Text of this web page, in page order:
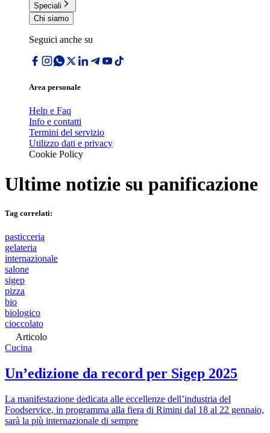
Speciali
Chi siamo
Seguici anche su
Area personale
Help e Faq
Info e contatti
Termini del servizio
Utilizzo dati e privacy
Cookie Policy
Ultime notizie su panificazione
Tag correlati:
pasticceria
gelateria
internazionale
salone
sigep
pizza
bio
biologico
cioccolato
Articolo
Cucina
Un’edizione da record per Sigep 2025
La manifestazione dedicata alle eccellenze dell’industria del
Foodservice, in programma alla fiera di Rimini dal 18 al 22 gennaio,
sarà la più internazionale di sempre